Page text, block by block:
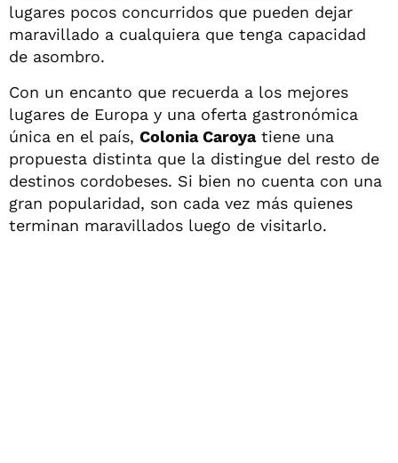
lugares pocos concurridos que pueden dejar
maravillado a cualquiera que tenga capacidad
de asombro.
Con un encanto que recuerda a los mejores
lugares de Europa y una oferta gastronómica
única en el país, Colonia Caroyatiene una
propuesta distinta que la distingue del resto de
destinos cordobeses. Si bien no cuenta con una
gran popularidad, son cada vez más quienes
terminan maravillados luego de visitarlo.